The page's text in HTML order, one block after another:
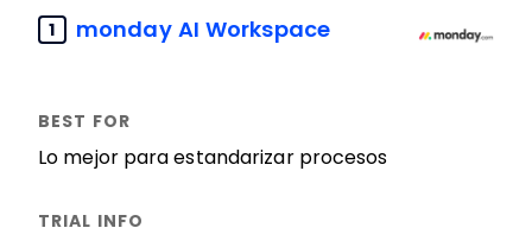
1 monday AI Workspace
Lo mejor para estandarizar procesos